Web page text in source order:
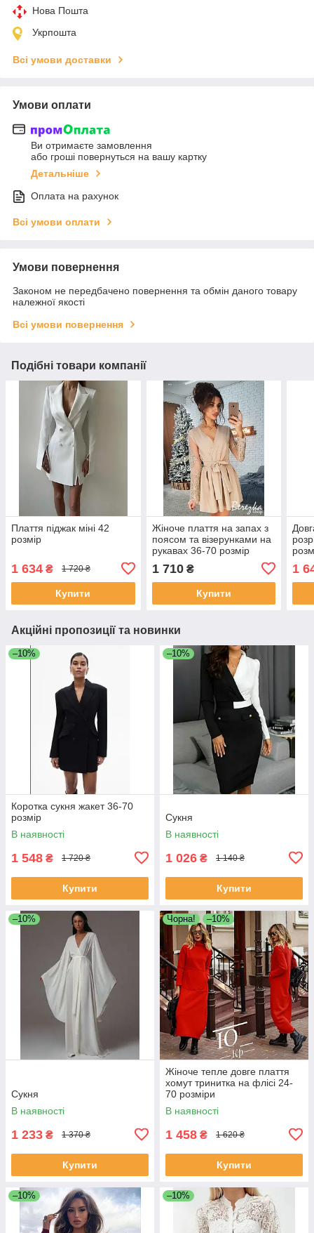
Нова Пошта
Укрпошта
Всі умови доставки
Умови оплати
Ви отримаєте замовлення
або гроші повернуться на вашу картку
Детальніше
Оплата на рахунок
Всі умови оплати
Умови повернення
Законом не передбачено повернення та обмін даного товару
належної якості
Всі умови повернення
Подібні товари компанії
Плаття піджак міні 42
розмір
1 634 ₴ 1 720 ₴
Купити
Жіноче плаття на запах з
поясом та візерунками на
рукавах 36-70 розмір
1 710₴
Купити
1
Акційні пропозиції та новинки
–10%
Коротка сукня жакет 36-70
розмір
В наявності
1 548 ₴ 1 720 ₴
Купити
–10%
Сукня
В наявності
1 026 ₴ 1 140 ₴
Купити
–10%
Сукня
В наявності
1 233 ₴ 1 370 ₴
Купити
Чорна! –10%
Жіноче тепле довге плаття
хомут тринитка на флісі 24-
70 розміри
В наявності
1 458 ₴ 1 620 ₴
Купити
–10% –10%